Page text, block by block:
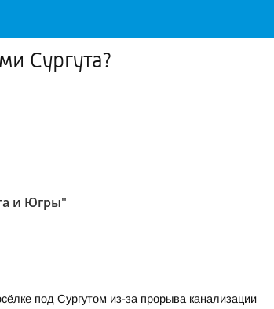
Сургута?
и Югры"
под Сургутом из-за прорыва канализации